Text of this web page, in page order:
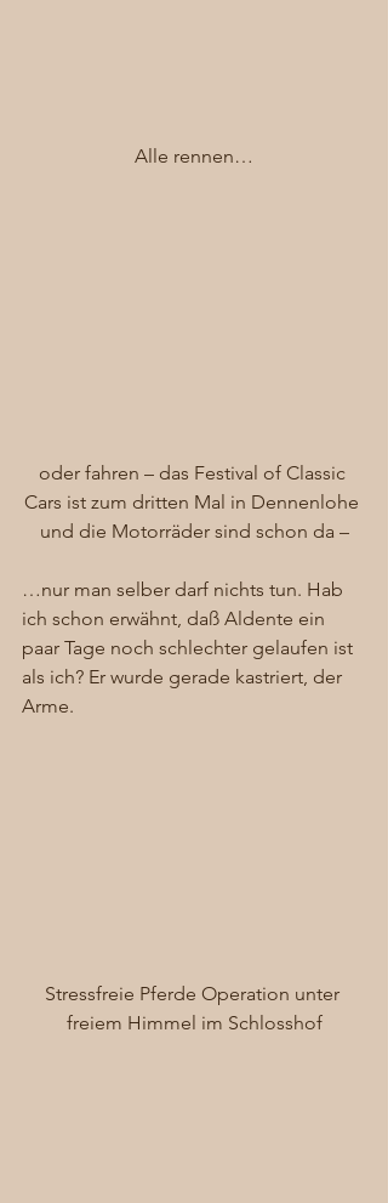
Alle rennen…
oder fahren – das Festival of Classic
Cars ist zum dritten Mal in Dennenlohe
und die Motorräder sind schon da –
…nur man selber darf nichts tun. Hab
ich schon erwähnt, daß Aldente ein
paar Tage noch schlechter gelaufen ist
als ich? Er wurde gerade kastriert, der
Arme.
Stressfreie Pferde Operation unter
freiem Himmel im Schlosshof